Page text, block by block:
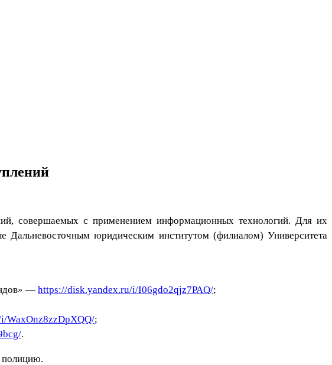
совершаемых с применением информационных технологий. Для их
Дальневосточным юридическим институтом (филиалом) Университета
— https://disk.yandex.ru/i/I06gdo2qjz7PAQ/;
WaxOnz8zzDpXQQ/;
.
полицию.